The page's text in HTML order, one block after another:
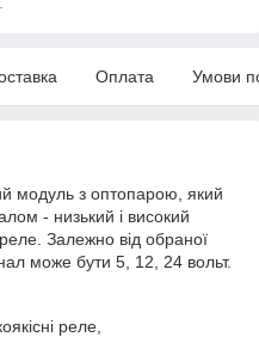
Оплата Умови
модуль з оптопарою, який
- низький і високий
Залежно від обраної
може бути 5, 12, 24 вольт.
реле,